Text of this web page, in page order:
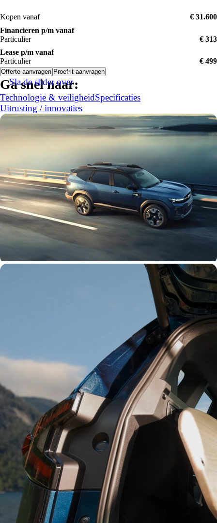
Kopen vanaf
€ 31.600
Financieren p/m vanaf
Particulier
€ 313
Lease p/m vanaf
Particulier
€ 499
Offerte aanvragen Proefrit aanvragen
Ga snel naar:
Technologie & veiligheidSpecificaties
Uitrusting / innovaties
Sla de slider over